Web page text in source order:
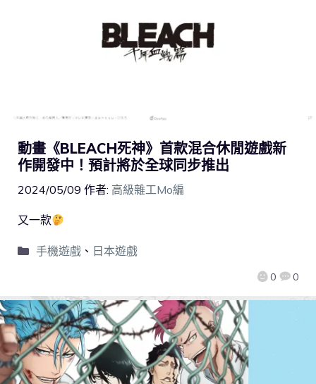
動畫《BLEACH死神》首款混合休閒遊戲新
作開發中！預計將於全球同步推出
2024/05/09 作者: 高級雜工Mo編
0 0
又一款
手機遊戲、 日本遊戲